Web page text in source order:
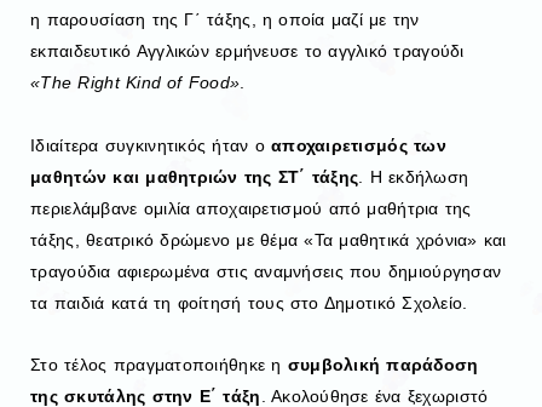
η παρουσίαση της Γ΄ τάξης, η οποία μαζί με την
εκπαιδευτικό Αγγλικών ερμήνευσε το αγγλικό τραγούδι
«The Right Kind of Food».
Ιδιαίτερα συγκινητικός ήταν ο αποχαιρετισμός των
μαθητών και μαθητριών της ΣΤ΄ τάξης . Η εκδήλωση
περιελάμβανε ομιλία αποχαιρετισμού από μαθήτρια της
τάξης, θεατρικό δρώμενο με θέμα «Τα μαθητικά χρόνια» και
τραγούδια αφιερωμένα στις αναμνήσεις που δημιούργησαν
τα παιδιά κατά τη φοίτησή τους στο Δημοτικό Σχολείο.
Στο τέλος πραγματοποιήθηκε η συμβολική παράδοση
της σκυτάλης στην Ε΄ τάξη . Ακολούθησε ένα ξεχωριστό